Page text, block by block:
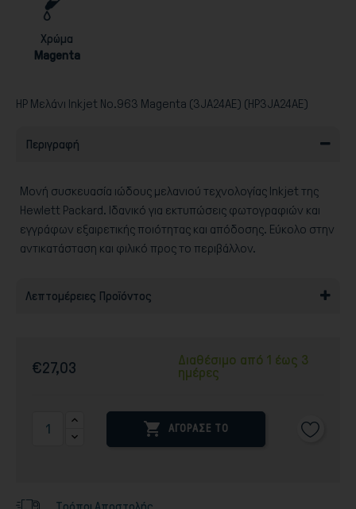
Χρώμα
Magenta
HP Μελάνι Inkjet No.963 Magenta (3JA24AE) (HP3JA24AE)
Περιγραφή
Μονή συσκευασία ιώδους μελανιού τεχνολογίας Inkjet της
Hewlett Packard. Ιδανικό για εκτυπώσεις φωτογραφιών και
εγγράφων εξαιρετικής ποιότητας και απόδοσης. Εύκολο στην
αντικατάσταση και φιλικό προς το περιβάλλον.
Λεπτομέρειες Προϊόντος
€27,03
Διαθέσιμο από 1 έως 3
ημέρες
 ΑΓΟΡΑΣΕ ΤΟ